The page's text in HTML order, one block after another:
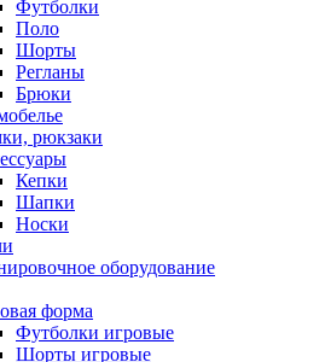
Футболки
Поло
Шорты
Регланы
Брюки
рюкзаки
Кепки
Шапки
Носки
оборудование
форма
Футболки игровые
Шорты игровые